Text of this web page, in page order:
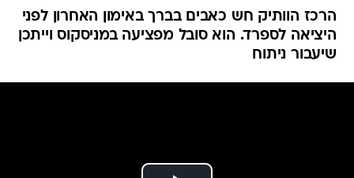
הרכז הוותיק חש כאבים בברך באימון האחרון לפני
היציאה לספרד. הוא סובל מפציעה במניסקוס וייתכן
שיעבור ניתוח